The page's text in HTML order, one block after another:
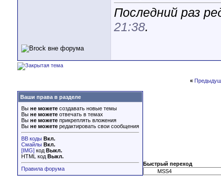
Последний раз
21:38.
«
Ваши права в разделе
Вы не можете создавать новые темы
Вы не можете отвечать в темах
Вы не можете прикреплять вложения
Вы не можете редактировать свои сообщения
BB коды Вкл.
Смайлы Вкл.
[IMG] код Выкл.
HTML код Выкл.
Правила форума
Быстрый переход